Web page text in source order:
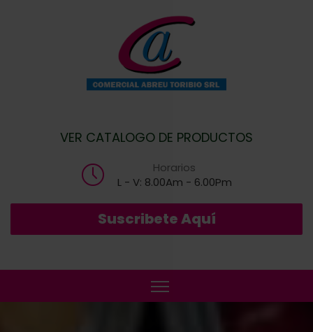
VER CATALOGO DE PRODUCTOS
Horarios
L - V: 8.00Am - 6.00Pm
Suscribete Aquí